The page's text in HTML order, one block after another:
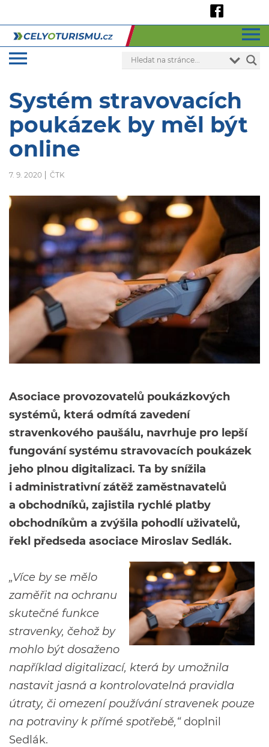
Systém stravovacích
poukázek by měl být
online
7. 9. 2020 ČTK
Asociace provozovatelů poukázkových
systémů, která odmítá zavedení
stravenkového paušálu, navrhuje pro lepší
fungování systému stravovacích poukázek
jeho plnou digitalizaci. Ta by snížila
i administrativní zátěž zaměstnavatelů
a obchodníků, zajistila rychlé platby
obchodníkům a zvýšila pohodlí uživatelů,
řekl předseda asociace Miroslav Sedlák.
„Více by se mělo
zaměřit na ochranu
skutečné funkce
stravenky, čehož by
mohlo být dosaženo
například digitalizací, která by umožnila
nastavit jasná a kontrolovatelná pravidla
útraty, či omezení používání stravenek pouze
na potraviny k přímé spotřebě,“doplnil
Sedlák.